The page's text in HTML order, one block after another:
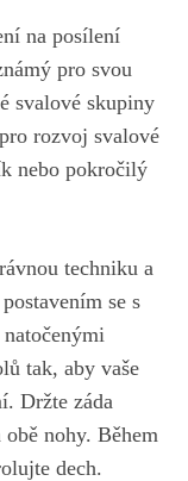
na posílení
pro‌ svou
svalové skupiny
⁤rozvoj svalové
nebo pokročilý
techniku‌ a
⁢se s‌
tak, aby⁢ vaše
Držte záda
​nohy.⁤ Během
dech.